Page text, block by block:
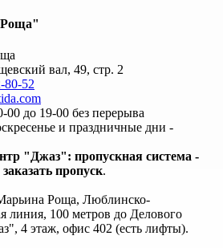
вал, 49, стр. 2
80-52
00 до 19-00 без перерыва
и праздничные дни -
"Джаз": пропускная система -
пропуск.
Роща, Люблинско-
линия, 100 метров до Делового
4 этаж, офис 402 (есть лифты).